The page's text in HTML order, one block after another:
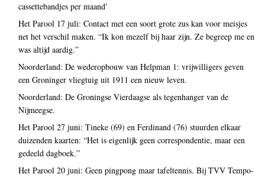
cassettebandjes per maand’
Het Parool 17 juli: Contact met een soort grote zus kan voor meisjes
net het verschil maken. “Ik kon mezelf bij haar zijn. Ze begreep me en
was altijd aardig.”
Noorderland: De wederopbouw van Helpman 1: vrijwilligers geven
een Groninger vliegtuig uit 1911 een nieuw leven.
Noorderland: De Groningse Vierdaagse als tegenhanger van de
Nijmeegse.
Het Parool 27 juni: Tineke (69) en Ferdinand (76) stuurden elkaar
duizenden kaarten: “Het is eigenlijk geen correspondentie, maar een
gedeeld dagboek.”
Het Parool 20 juni: Geen pingpong maar tafeltennis. Bij TVV Tempo-